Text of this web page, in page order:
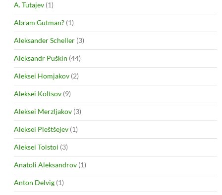
A. Tutajev (1)
Abram Gutman? (1)
Aleksander Scheller (3)
Aleksandr Puškin (44)
Aleksei Homjakov (2)
Aleksei Koltsov (9)
Aleksei Merzljakov (3)
Aleksei Pleštšejev (1)
Aleksei Tolstoi (3)
Anatoli Aleksandrov (1)
Anton Delvig (1)